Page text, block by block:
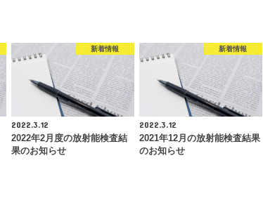
新着情報
2022.3.12
2022年2月度の放射能検査結
果のお知らせ
新着情報
2022.3.12
2021年12月の放射能検査結果
のお知らせ